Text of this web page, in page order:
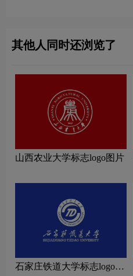
其他人同时还浏览了
山西农业大学标志logo图片
石家庄铁道大学标志logo图